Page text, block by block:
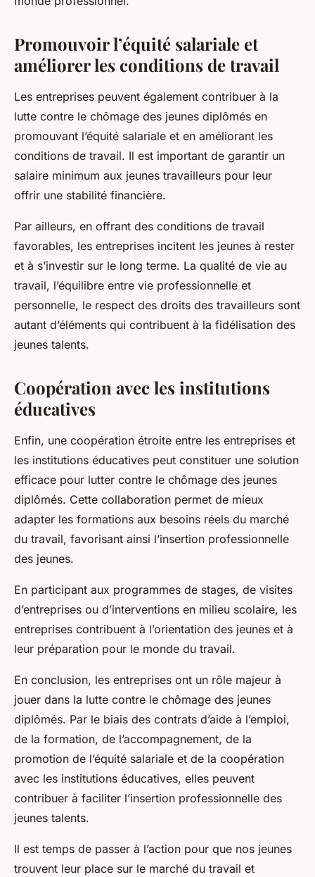
Promouvoir l’équité salariale et
améliorer les conditions de travail
Les entreprises peuvent également contribuer à la
lutte contre le chômage des jeunes diplômés en
promouvant l’équité salariale et en améliorant les
conditions de travail. Il est important de garantir un
salaire minimum aux jeunes travailleurs pour leur
offrir une stabilité financière.
Par ailleurs, en offrant des conditions de travail
favorables, les entreprises incitent les jeunes à rester
et à s’investir sur le long terme. La qualité de vie au
travail, l’équilibre entre vie professionnelle et
personnelle, le respect des droits des travailleurs sont
autant d’éléments qui contribuent à la fidélisation des
jeunes talents.
Coopération avec les institutions
éducatives
Enfin, une coopération étroite entre les entreprises et
les institutions éducatives peut constituer une solution
efficace pour lutter contre le chômage des jeunes
diplômés. Cette collaboration permet de mieux
adapter les formations aux besoins réels du marché
du travail, favorisant ainsi l’insertion professionnelle
des jeunes.
En participant aux programmes de stages, de visites
d’entreprises ou d’interventions en milieu scolaire, les
entreprises contribuent à l’orientation des jeunes et à
leur préparation pour le monde du travail.
En conclusion, les entreprises ont un rôle majeur à
jouer dans la lutte contre le chômage des jeunes
diplômés. Par le biais des contrats d’aide à l’emploi,
de la formation, de l’accompagnement, de la
promotion de l’équité salariale et de la coopération
avec les institutions éducatives, elles peuvent
contribuer à faciliter l’insertion professionnelle des
jeunes talents.
Il est temps de passer à l’action pour que nos jeunes
trouvent leur place sur le marché du travail et